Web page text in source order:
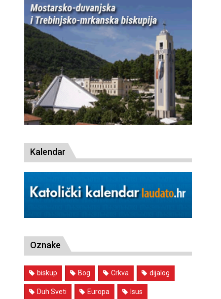
Kalendar
Oznake
biskup Bog Crkva dijalog
Duh Sveti Europa Isus